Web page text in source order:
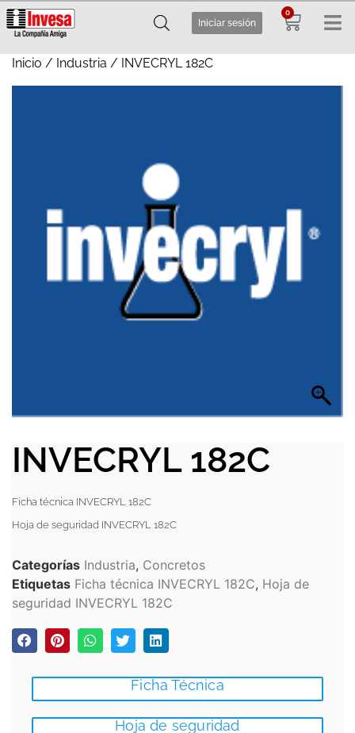
Iniciar sesión
0
Inicio / Industria / INVECRYL 182C
INVECRYL 182C
Ficha técnica INVECRYL 182C
Hoja de seguridad INVECRYL 182C
Categorías Industria, Concretos
Etiquetas Ficha técnica INVECRYL 182C, Hoja de
seguridad INVECRYL 182C
Ficha Técnica
Hoja de seguridad